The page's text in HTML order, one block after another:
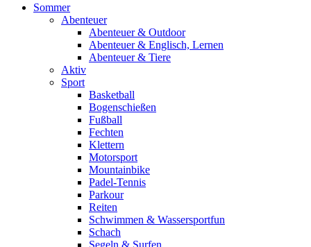
Sommer
Abenteuer
Abenteuer & Outdoor
Abenteuer & Englisch, Lernen
Abenteuer & Tiere
Aktiv
Sport
Basketball
Bogenschießen
Fußball
Fechten
Klettern
Motorsport
Mountainbike
Padel-Tennis
Parkour
Reiten
Schwimmen & Wassersportfun
Schach
Segeln & Surfen